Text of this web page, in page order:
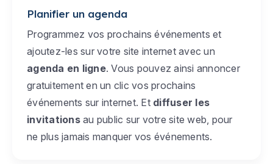
Planifier un agenda
Programmez vos prochains événements et
ajoutez-les sur votre site internet avec un
agenda en ligne. Vous pouvez ainsi annoncer
gratuitement en un clic vos prochains
événements sur internet. Et diffuser les
invitationsau public sur votre site web, pour
ne plus jamais manquer vos événements.